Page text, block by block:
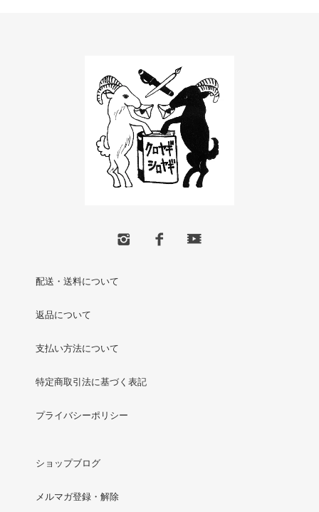
配送・送料について
返品について
支払い方法について
特定商取引法に基づく表記
プライバシーポリシー
ショップブログ
メルマガ登録・解除